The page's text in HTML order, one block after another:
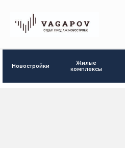
Новостройки
Жилые
комплексы